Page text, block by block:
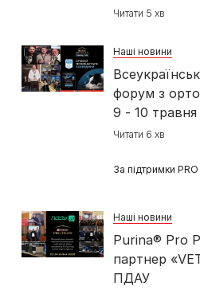
від Happy
Читати 5 хв
Наші новини
форум з
9 - 10 травня
Читати 6 хв
За підтримки
Наші новини
Purina® Pro
партнер
ПДАУ